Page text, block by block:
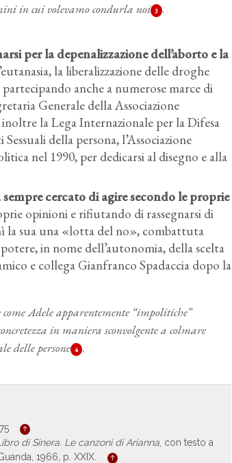
in cui volevamo condurla noi 3 .
per la depenalizzazione dell’aborto e la
la liberalizzazione delle droghe
anche a numerose marce di
Generale della Associazione
la Lega Internazionale per la Difesa
della persona, l’Associazione
nel 1990, per dedicarsi al disegno e alla
cercato di agire secondo le proprie
opinioni e rifiutando di rassegnarsi di
la sua una «lotta del no», combattuta
in nome dell’autonomia, della scelta
e collega Gianfranco Spadaccia dopo la
Adele apparentemente “impolitiche”
in maniera sconvolgente a colmare
delle persone 4 .
di Sinera. Le canzoni di Arianna , con testo a
1966, p. XXIX.